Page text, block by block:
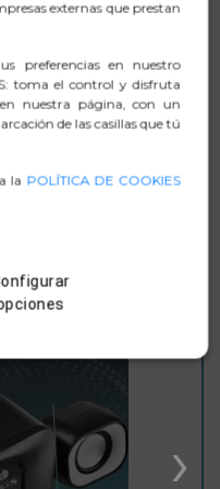
›
externas que prestan
preferencias en nuestro
toma el control y disfruta
nuestra página, con un
de las casillas que tú
la POLÍTICA DE COOKIES